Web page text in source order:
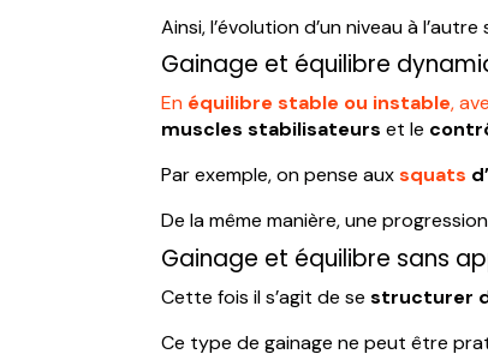
Ainsi, l’évolution d’un niveau à l’autre
Gainage et équilibre
En équilibre stable ou instable,
muscles stabilisateurset le
Par exemple, on pense auxsquats
De la même manière, une
Gainage et équilibre sans
Cette fois il s’agit de sestructurer
Ce type de gainage ne peut être